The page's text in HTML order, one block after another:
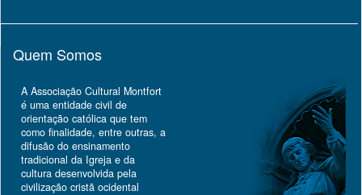
Quem Somos
A Associação Cultural Montfort
é uma entidade civil de
orientação católica que tem
como finalidade, entre outras, a
difusão do ensinamento
tradicional da Igreja e da
cultura desenvolvida pela
civilização cristã ocidental